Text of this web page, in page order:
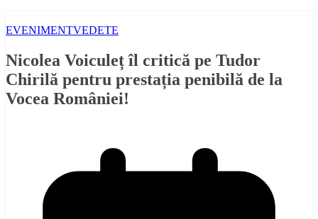
EVENIMENTVEDETE
Nicolea Voiculeț îl critică pe Tudor
Chirilă pentru prestația penibilă de la
Vocea României!